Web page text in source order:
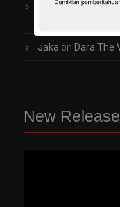
PanjionFitri
Jaka on Dara The
New Release